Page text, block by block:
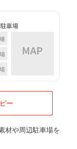
ー
材や周辺駐車場を